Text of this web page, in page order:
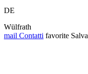
DE
Wülfrath
mail Contatti favorite Salva